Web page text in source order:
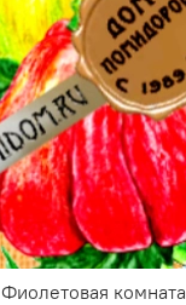
Фиолетовая комната